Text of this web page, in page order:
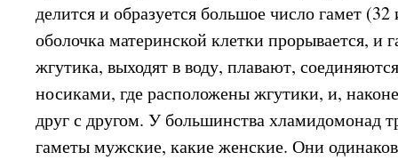
делится и образуется большое число гамет
оболочка материнской клетки прорывается,
жгутика, выходят в воду, плавают,
носиками, где расположены жгутики, и,
друг с другом. У большинства хламидомонад
гаметы мужские, какие женские. Они